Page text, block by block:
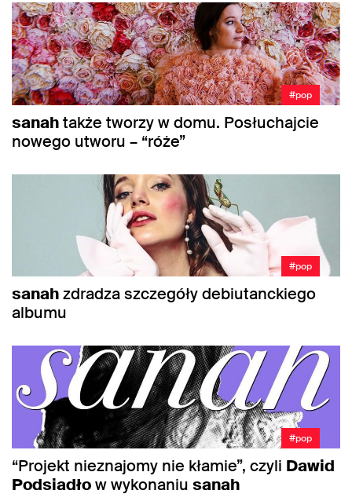
#pop
sanahtakże tworzy w domu. Posłuchajcie
nowego utworu – “róże”
#pop
sanahzdradza szczegóły debiutanckiego
albumu
#pop
“Projekt nieznajomy nie kłamie”, czyli Dawid
Podsiadłow wykonaniu sanah